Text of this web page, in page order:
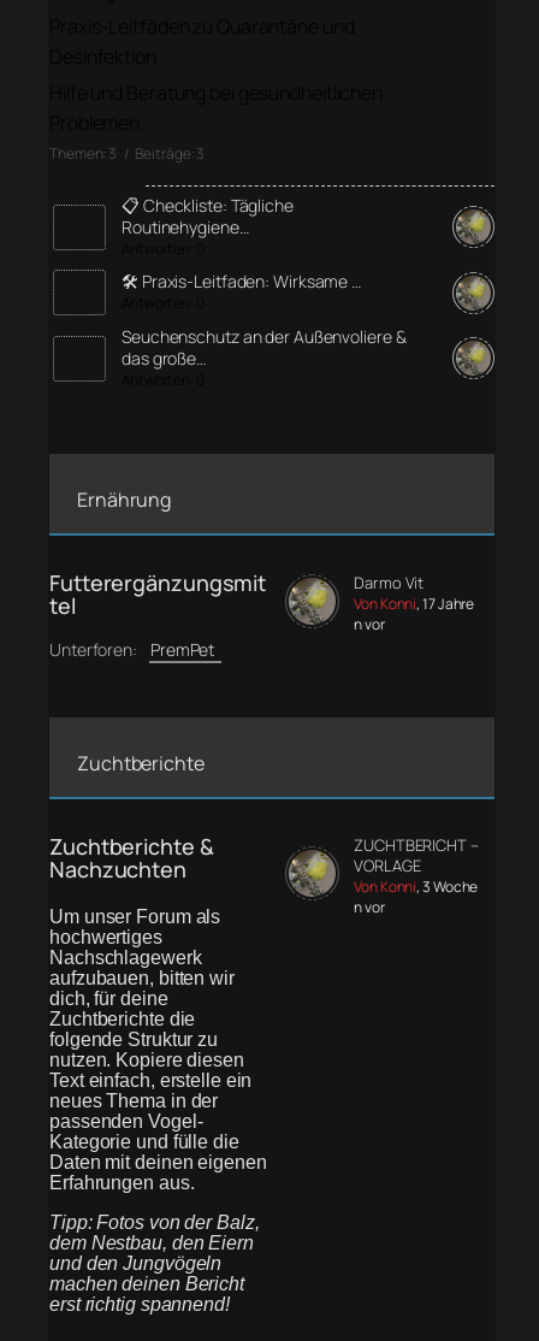
Themen: 3 / Beiträge: 3
📋 Checkliste: Tägliche
Routinehygiene…
🛠️ Praxis-Leitfaden: Wirksame …
Seuchenschutz an der Außenvoliere &
das große…
Ernährung
Futterergänzungsmit
tel
Unterforen: PremPet
Darmo Vit
Von Konni, 17 Jahre
n vor
Zuchtberichte
Zuchtberichte &
Nachzuchten
Um unser Forum als
hochwertiges
Nachschlagewerk
aufzubauen, bitten wir
dich, für deine
Zuchtberichte die
folgende Struktur zu
nutzen. Kopiere diesen
Text einfach, erstelle ein
neues Thema in der
passenden Vogel-
Kategorie und fülle die
Daten mit deinen eigenen
Erfahrungen aus.
Tipp: Fotos von der Balz,
dem Nestbau, den Eiern
und den Jungvögeln
machen deinen Bericht
erst richtig spannend!
ZUCHTBERICHT –
VORLAGE
Von Konni, 3 Woche
n vor